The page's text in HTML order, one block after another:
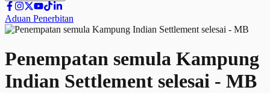
Aduan Penerbitan
Penempatan semula Kampung
Indian Settlement selesai - MB